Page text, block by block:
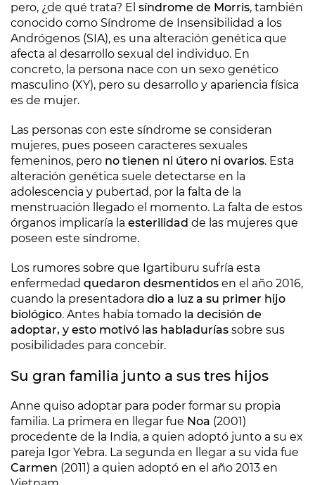
pero, ¿de qué trata? El síndrome de Morris, también
conocido como Síndrome de Insensibilidad a los
Andrógenos (SIA), es una alteración genética que
afecta al desarrollo sexual del individuo. En
concreto, la persona nace con un sexo genético
masculino (XY), pero su desarrollo y apariencia física
es de mujer.
Las personas con este síndrome se consideran
mujeres, pues poseen caracteres sexuales
femeninos, pero no tienen ni útero ni ovarios. Esta
alteración genética suele detectarse en la
adolescencia y pubertad, por la falta de la
menstruación llegado el momento. La falta de estos
órganos implicaría la esterilidad de las mujeres que
poseen este síndrome.
Los rumores sobre que Igartiburu sufría esta
enfermedad quedaron desmentidos en el año 2016,
cuando la presentadora dio a luz a su primer hijo
biológico. Antes había tomado la decisión de
adoptar, y esto motivó las habladurías sobre sus
posibilidades para concebir.
Su gran familia junto a sus tres hijos
Anne quiso adoptar para poder formar su propia
familia. La primera en llegar fue Noa (2001)
procedente de la India, a quien adoptó junto a su ex
pareja Igor Yebra. La segunda en llegar a su vida fue
Carmen (2011) a quien adoptó en el año 2013 en